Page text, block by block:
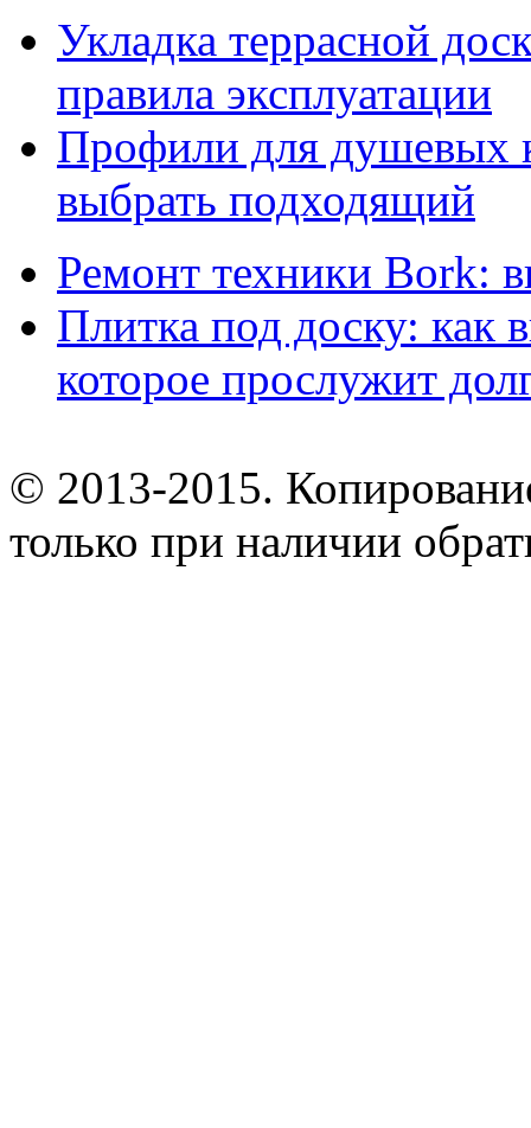
Укладка террасной
правила эксплуатации
Профили для душевых
выбрать подходящий
Ремонт техники Bork:
Плитка под доску: как
которое прослужит
© 2013-2015.
только при наличии